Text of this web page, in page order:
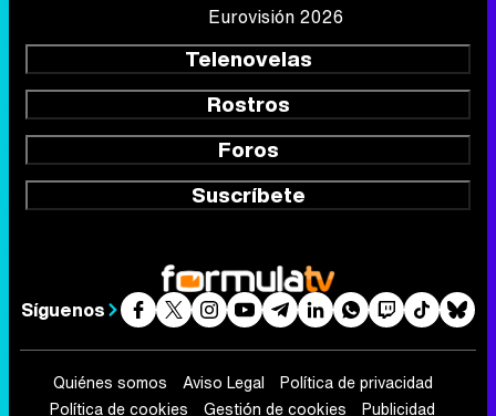
Eurovisión 2026
Telenovelas
Rostros
Foros
Suscríbete
Síguenos
Quiénes somos Aviso Legal
Política de privacidad
Política de cookies
Gestión de cookies Publicidad